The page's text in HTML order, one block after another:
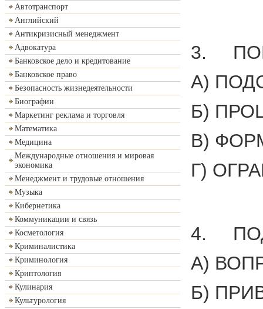
Автотранспорт
Английский
Антикризисный менеджмент
Адвокатура
Банковское дело и кредитование
Банковское право
Безопасность жизнедеятельности
Биографии
Маркетинг реклама и торговля
Математика
Медицина
Международные отношения и мировая
экономика
Менеджмент и трудовые отношения
Музыка
Кибернетика
Коммуникации и связь
Косметология
Криминалистика
Криминология
Криптология
Кулинария
Культурология
3.
А)
Б)
В)
Г)
4.
А)
Б)